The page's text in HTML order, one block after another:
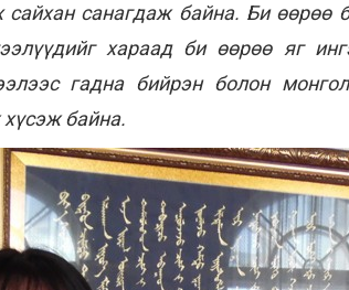
санагдаж байна. Би өөрөө
хараад би өөрөө яг
гадна бийрэн болон
хүсэж байна.